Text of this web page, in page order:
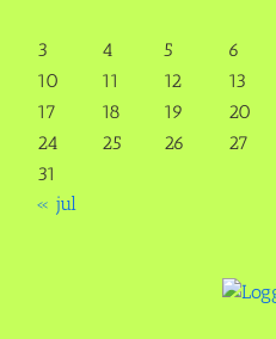
3
4 5 6
10
11 12 13
17
18 19 20
24
25 26 27
31
« jul